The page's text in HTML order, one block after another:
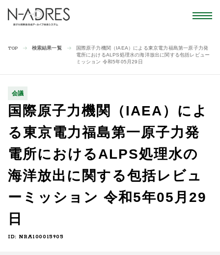
TOP 検索結果一覧
国際原子力機関（IAEA）による東京電力福島第一原子力発
電所におけるALPS処理水の海洋放出に関する包括レビュー
ミッション 令和5年05月29日
会議
国際原子力機関（IAEA）によ
る東京電力福島第一原子力発
電所におけるALPS処理水の
海洋放出に関する包括レビュ
ーミッション 令和5年05月29
日
ID: NRA100015905